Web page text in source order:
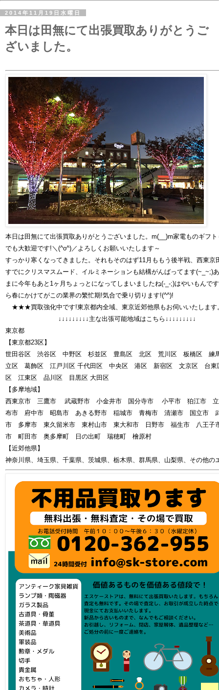
2014年11月19日水曜日
本日は田無にて出張買取ありがとうご
ざいました。
本日は田無にて出張買取ありがとうございました。m(__)m家電ものギフ
でも大歓迎です!＼(^o^)／よろしくお願いいたします～
すっかり寒くなってきました。それもそのはず11月ももう後半戦、西東京
すでにクリスマスムード、イルミネーションも結構がんばってます(~_~;)
まに今年もあと1ヶ月ちょっとになってしまいましたね(-_-;)はやいもんで
ら春にかけてがこの業界の繁忙期!気合で乗り切ります!(^^)!
★★★買取強化中です!東京都内全域、東京近郊他県もお伺いいたしま
↓↓↓↓↓↓↓↓↓主な出張可能地域はこちら↓↓↓↓↓↓↓↓↓
東京都
【東京都23区】
世田谷区 渋谷区 中野区 杉並区 豊島区 北区 荒川区 板橋区
立区 葛飾区 江戸川区 千代田区 中央区 港区 新宿区 文京区 台
区 江東区 品川区 目黒区 大田区
【多摩地域】
西東京市 三鷹市 武蔵野市 小金井市 国分寺市 小平市 狛江市
布市 府中市 昭島市 あきる野市 稲城市 青梅市 清瀬市 国立市
市 多摩市 東久留米市 東村山市 東大和市 日野市 福生市 八王子
市 町田市 奥多摩町 日の出町 瑞穂町 檜原村
【近郊他県】
神奈川県、埼玉県、千葉県、茨城県、栃木県、群馬県、山梨県、その他の